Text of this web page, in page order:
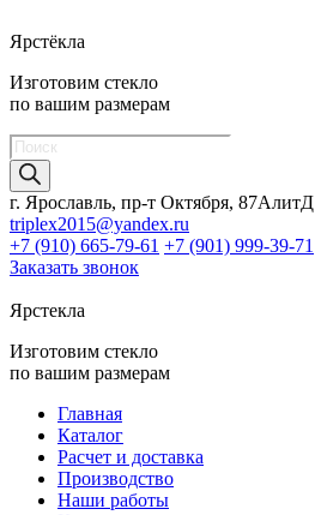
Ярстёкла
Изготовим стекло
по вашим размерам
Поиск
товаров
г. Ярославль, пр-т Октября, 87АлитД
triplex2015@yandex.ru
+7 (910) 665-79-61 +7 (901) 999-39-71
Заказать звонок
Ярстекла
Изготовим стекло
по вашим размерам
Главная
Каталог
Расчет и доставка
Производство
Наши работы